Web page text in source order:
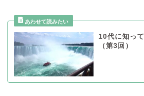
10代に知っ
（第3回）